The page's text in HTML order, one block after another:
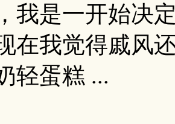
我是一开始决
在我觉得戚风
轻蛋糕 ...